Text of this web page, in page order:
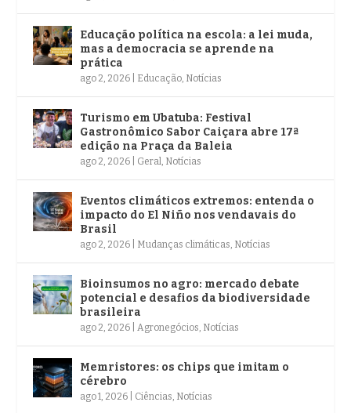
Educação política na escola: a lei muda,
mas a democracia se aprende na
prática
ago 2, 2026 Educação Notícias
Turismo em Ubatuba: Festival
Gastronômico Sabor Caiçara abre 17ª
edição na Praça da Baleia
ago 2, 2026 Geral Notícias
Eventos climáticos extremos: entenda o
impacto do El Niño nos vendavais do
Brasil
ago 2, 2026 Mudanças climáticas Notícias
Bioinsumos no agro: mercado debate
potencial e desafios da biodiversidade
brasileira
ago 2, 2026 Agronegócios Notícias
Memristores: os chips que imitam o
cérebro
ago 1, 2026 Ciências Notícias